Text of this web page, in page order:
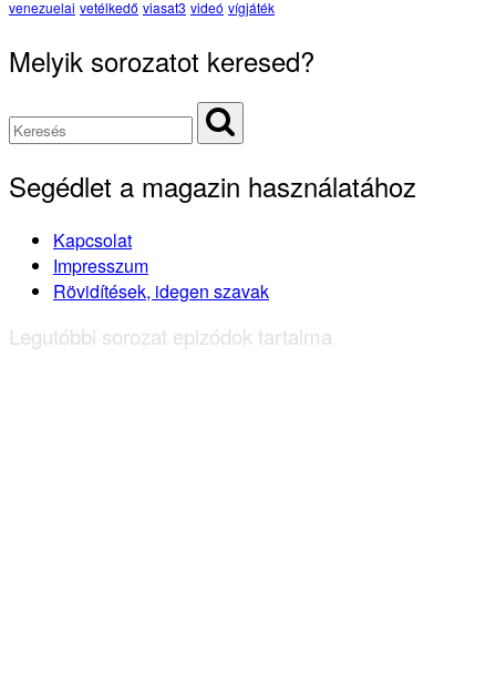
venezuelai vetélkedő viasat3 videó vígjáték
Melyik sorozatot keresed?
Segédlet a magazin használatához
Kapcsolat
Impresszum
Rövidítések, idegen szavak
Legutóbbi sorozat epizódok tartalma